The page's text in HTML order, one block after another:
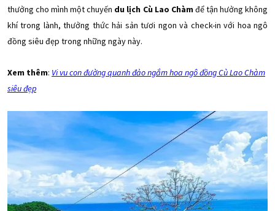
thưởng cho mình một chuyến du lịch Cù Lao Chàm để tận hưởng không
khí trong lành, thưởng thức hải sản tươi ngon và check-in với hoa ngô
đồng siêu đẹp trong những ngày này.
Xem thêm: Vi vu con đường quanh đảo ngắm hoa ngô đồng Cù Lao Chàm
siêu đẹp